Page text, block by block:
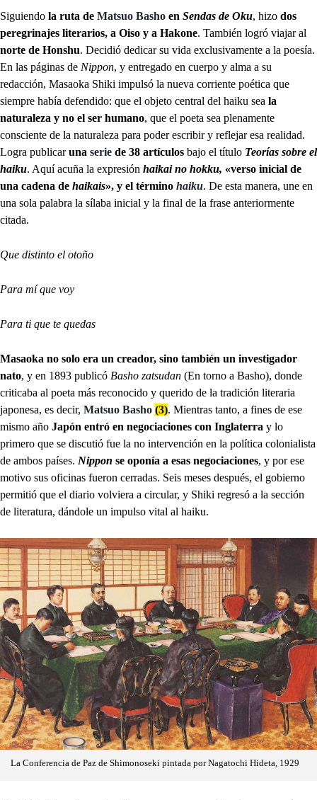
Siguiendo la ruta de Matsuo Basho en Sendas de Oku, hizo dos
peregrinajes literarios, a Oiso y a Hakone. También logró viajar al
norte de Honshu. Decidió dedicar su vida exclusivamente a la poesía.
En las páginas de Nippon, y entregado en cuerpo y alma a su
redacción, Masaoka Shiki impulsó la nueva corriente poética que
siempre había defendido: que el objeto central del haiku sea la
naturaleza y no el ser humano, que el poeta sea plenamente
consciente de la naturaleza para poder escribir y reflejar esa realidad.
Logra publicaruna serie de 38 artículos bajo el título Teorías sobre el
haiku. Aquí acuña la expresión haikai no hokku, «verso inicial de
una cadena de haikais», y el término haiku. De esta manera, une en
una sola palabra la sílaba inicial y la final de la frase anteriormente
citada.
Que distinto el otoño
Para mí que voy
Para ti que te quedas
Masaoka no solo era un creador, sino también un investigador
nato, y en 1893 publicó Basho zatsudan (En torno a Basho), donde
criticaba al poeta más reconocido y querido de la tradición literaria
japonesa, es decir, Matsuo Basho (3). Mientras tanto, a fines de ese
mismo año Japón entró en negociaciones con Inglaterra y lo
primero que se discutió fue la no intervención en la política colonialista
de ambos países. Nippon se oponía a esas negociaciones, y por ese
motivo sus oficinas fueron cerradas. Seis meses después, el gobierno
permitió que el diario volviera a circular, y Shiki regresó a la sección
de literatura, dándole un impulso vital al haiku.
La Conferencia de Paz de Shimonoseki pintada por Nagatochi Hideta, 1929